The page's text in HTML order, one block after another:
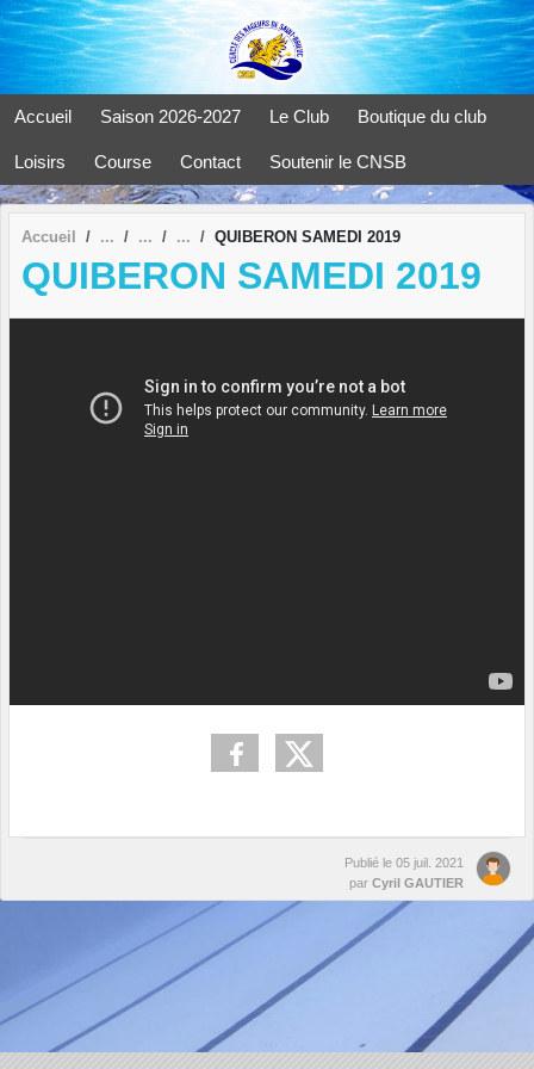
Accueil Saison 2026-2027 Le Club Boutique du club
Loisirs Course Contact Soutenir le CNSB
Accueil QUIBERON SAMEDI 2019
QUIBERON SAMEDI 2019
Publié le 05 juil. 2021
par Cyril GAUTIER
Panneau de gestion des cookies